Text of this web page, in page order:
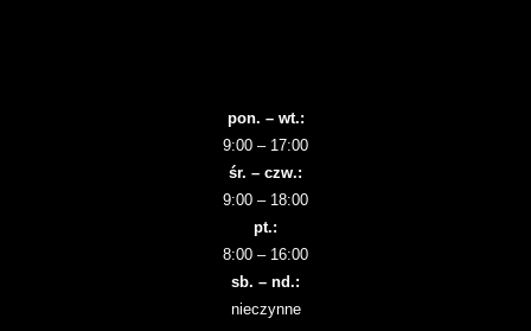
pon. – wt.:
9:00 – 17:00
śr. – czw.:
9:00 – 18:00
pt.:
8:00 – 16:00
sb. – nd.:
nieczynne